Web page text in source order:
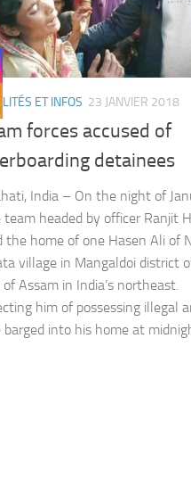
ET INFOS 23 JANVIER 2018
forces accused of
detainees
India – On the night of
team headed by officer Ranjit
the home of one Hasen Ali of
village in Mangaldoi district
Assam in India’s northeast.
him of possessing illegal
barged into his home at